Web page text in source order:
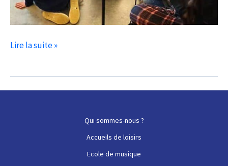
Les
la
Lire la suite »
Qui sommes-nous ?
Accueils de loisirs
Ecole de musique